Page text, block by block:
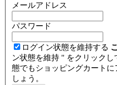
メールアドレス
パスワード
ログイン状態を維持する
ン状態を維持 " をクリック
態でもショッピングカート
しょう。